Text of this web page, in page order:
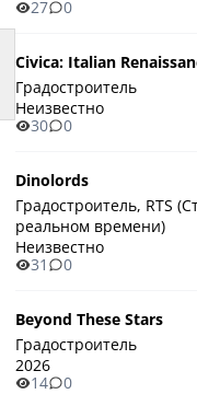
27
0
Civica: Italian
Градостроитель
Неизвестно
30
0
Dinolords
Градостроитель, RTS
реальном времени)
Неизвестно
31
0
Beyond These Stars
Градостроитель
2026
14
0